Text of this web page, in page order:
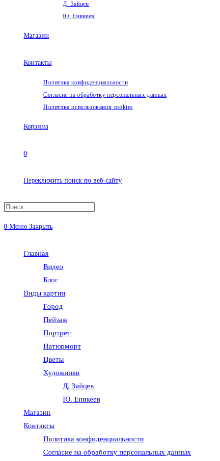
Д. Зайцев
Ю. Еникеев
Магазин
Контакты
Политика конфиденциальности
Согласие на обработку персональных данных
Политика использования cookies
Корзина
0
Переключить поиск по веб-сайту
0 Меню Закрыть
Главная
Видео
Блог
Виды картин
Город
Пейзаж
Портрет
Натюрморт
Цветы
Художники
Д. Зайцев
Ю. Еникеев
Магазин
Контакты
Политика конфиденциальности
Согласие на обработку персональных данных